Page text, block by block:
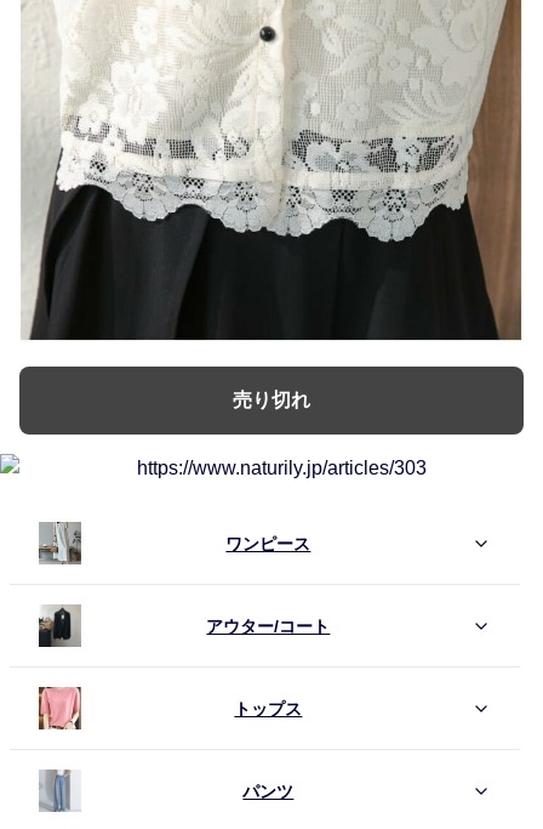
売り切れ
ワンピース
アウター/コート
トップス
パンツ